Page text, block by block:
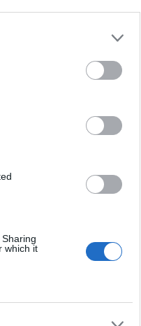
which it
8